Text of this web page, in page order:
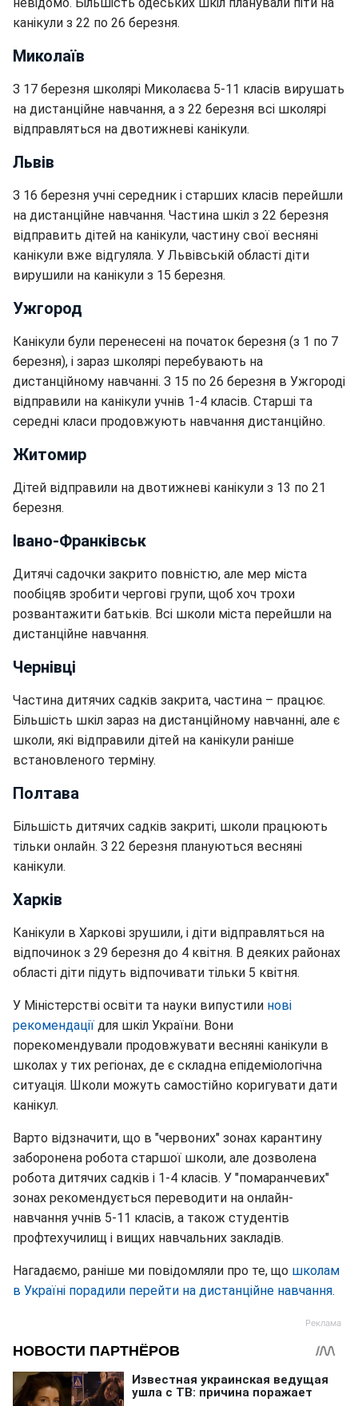
канікули з 22 по 26 березня.
Миколаїв
З 17 березня школярі Миколаєва 5-11 класів вирушать
на дистанційне навчання, а з 22 березня всі школярі
відправляться на двотижневі канікули.
Львів
З 16 березня учні середник і старших класів перейшли
на дистанційне навчання. Частина шкіл з 22 березня
відправить дітей на канікули, частину свої весняні
канікули вже відгуляла. У Львівській області діти
вирушили на канікули з 15 березня.
Ужгород
Канікули були перенесені на початок березня (з 1 по 7
березня), і зараз школярі перебувають на
дистанційному навчанні. З 15 по 26 березня в Ужгороді
відправили на канікули учнів 1-4 класів. Старші та
середні класи продовжують навчання дистанційно.
Житомир
Дітей відправили на двотижневі канікули з 13 по 21
березня.
Івано-Франківськ
Дитячі садочки закрито повністю, але мер міста
пообіцяв зробити чергові групи, щоб хоч трохи
розвантажити батьків. Всі школи міста перейшли на
дистанційне навчання.
Чернівці
Частина дитячих садків закрита, частина – працює.
Більшість шкіл зараз на дистанційному навчанні, але є
школи, які відправили дітей на канікули раніше
встановленого терміну.
Полтава
Більшість дитячих садків закриті, школи працюють
тільки онлайн. З 22 березня плануються весняні
канікули.
Харків
Канікули в Харкові зрушили, і діти відправляться на
відпочинок з 29 березня до 4 квітня. В деяких районах
області діти підуть відпочивати тільки 5 квітня.
У Міністерстві освіти та науки випустили нові
рекомендації для шкіл України. Вони
порекомендували продовжувати весняні канікули в
школах у тих регіонах, де є складна епідеміологічна
ситуація. Школи можуть самостійно коригувати дати
канікул.
Варто відзначити, що в "червоних" зонах карантину
заборонена робота старшої школи, але дозволена
робота дитячих садків і 1-4 класів. У "помаранчевих"
зонах рекомендується переводити на онлайн-
навчання учнів 5-11 класів, а також студентів
профтехучилищ і вищих навчальних закладів.
Нагадаємо, раніше ми повідомляли про те, що школам
в Україні порадили перейти на дистанційне навчання.